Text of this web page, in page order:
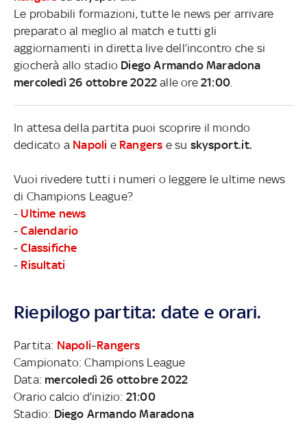
Le probabili formazioni, tutte le news per arrivare
preparato al meglio al match e tutti gli
aggiornamenti in diretta live dell’incontro che si
giocherà allo stadio Diego Armando Maradona
mercoledì 26 ottobre 2022 alle ore 21:00
In attesa della partita puoi scoprire il mondo
dedicato a Napoli e Rangers e su skysport.it.
Vuoi rivedere tutti i numeri o leggere le ultime news
di Champions League?
- Ultime news
-Calendario
-Classifiche
- Risultati
Riepilogo partita: date e orari.
Partita: Napoli–Rangers
Campionato: Champions League
Data: mercoledì 26 ottobre 2022
Orario calcio d’inizio: 21:00
Stadio: Diego Armando Maradona